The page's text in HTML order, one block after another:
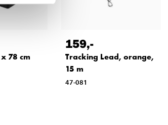
78 cm
159,-
Tracking Lead, orange,
15 m
47-081